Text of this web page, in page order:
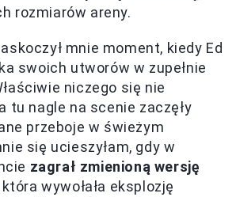
rozmiarów areny.
mnie moment, kiedy Ed
swoich utworów w zupełnie
niczego się nie
tu nagle na scenie zaczęły
przeboje w świeżym
się ucieszyłam, gdy w
zagrał zmienioną wersję
która wywołała eksplozję